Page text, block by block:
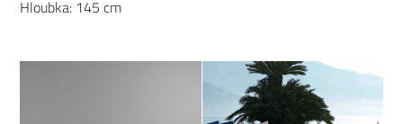
Hloubka: 145 cm